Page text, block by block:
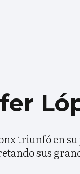
triunfó en
sus